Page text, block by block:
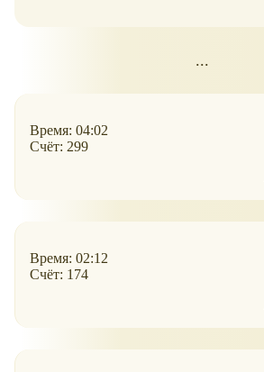
...
Время: 04:02
Счёт: 299
Время: 02:12
Счёт: 174